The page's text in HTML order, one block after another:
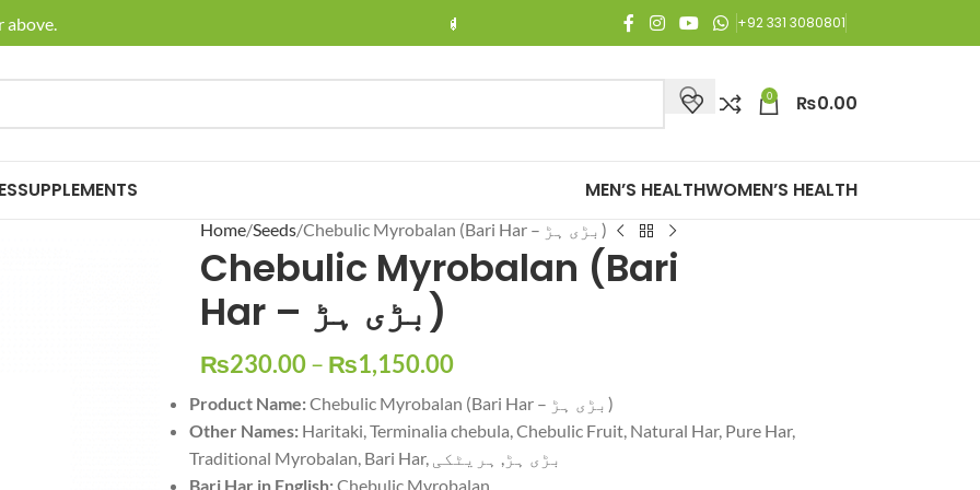
🚚 Enjoy Free Shipping on all orders of Rs. 3,000 or above.
+92 331 3080801
0 ₨0.00
SUPPLEMENTS MEN’S HEALTHWOMEN’S HEALTH
Home Seeds Chebulic Myrobalan (Bari Har – بڑی ہڑ)
Chebulic Myrobalan (Bari
Har – بڑی ہڑ)
₨230.00– ₨1,150.00
Product Name:
Chebulic Myrobalan (Bari Har – بڑی ہڑ)
Other Names: Haritaki, Terminalia chebula, Chebulic Fruit, Natural Har, Pure Har,
Traditional Myrobalan, Bari Har, بڑی ہڑ, ہریٹکی
Bari Har in English:Chebulic Myrobalan